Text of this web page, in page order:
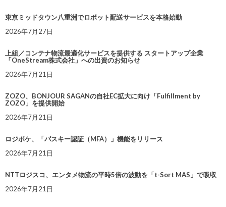
東京ミッドタウン八重洲でロボット配送サービスを本格始動
2026年7月27日
上組／コンテナ物流最適化サービスを提供する スタートアップ企業
「OneStream株式会社」への出資のお知らせ
2026年7月21日
ZOZO、BONJOUR SAGANの自社EC拡大に向け「Fulfillment by
ZOZO」を提供開始
2026年7月21日
ロジポケ、「パスキー認証（MFA）」機能をリリース
2026年7月21日
NTTロジスコ、エンタメ物流の平時5倍の波動を「t-Sort MAS」で吸収
2026年7月21日